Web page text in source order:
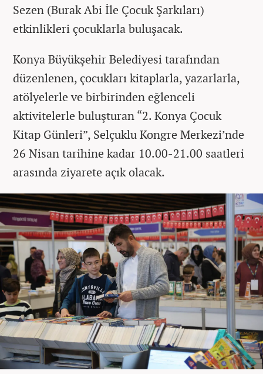
Sezen (Burak Abi İle Çocuk Şarkıları)
etkinlikleri çocuklarla buluşacak.
Konya Büyükşehir Belediyesi tarafından
düzenlenen, çocukları kitaplarla, yazarlarla,
atölyelerle ve birbirinden eğlenceli
aktivitelerle buluşturan “2. Konya Çocuk
Kitap Günleri”, Selçuklu Kongre Merkezi’nde
26 Nisan tarihine kadar 10.00-21.00 saatleri
arasında ziyarete açık olacak.